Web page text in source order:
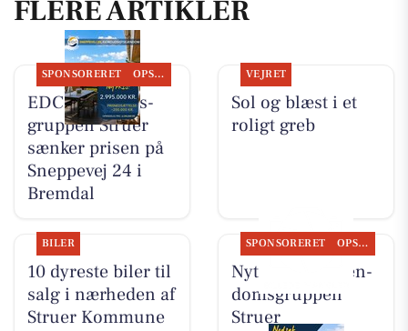
FLERE ARTIKLER
SPONSORERET OPSLAGSTAVLEN
EDC Ejen­doms­
grup­pen Struer
sænker prisen på
Sneppevej 24 i
Bremdal
VEJRET
Sol og blæst i et
roligt greb
BILER
10 dyreste biler til
salg i nærheden af
Struer Kommune
SPONSORERET OPSLAGSTAVLEN
Nyt fra EDC Ejen­
doms­grup­pen
Struer